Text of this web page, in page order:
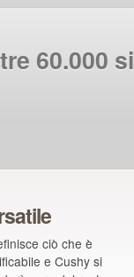
60.000
ciò che è
e Cushy si